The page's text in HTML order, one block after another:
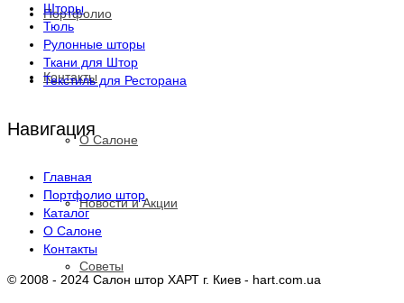
Портфолио
Контакты
О Салоне
Новости и Акции
Cоветы
Шторы
Тюль
Рулонные шторы
Ткани для Штор
Текстиль для Ресторана
Навигация
Главная
Портфолио штор
Каталог
О Салоне
Контакты
© 2008 - 2024 Салон штор ХАРТ г. Киев - hart.com.ua